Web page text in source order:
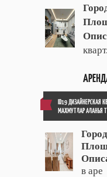
ID19 ДИЗАЙНЕРСКАЯ
МАХМУТЛАР АЛАНЬЯ
в аре